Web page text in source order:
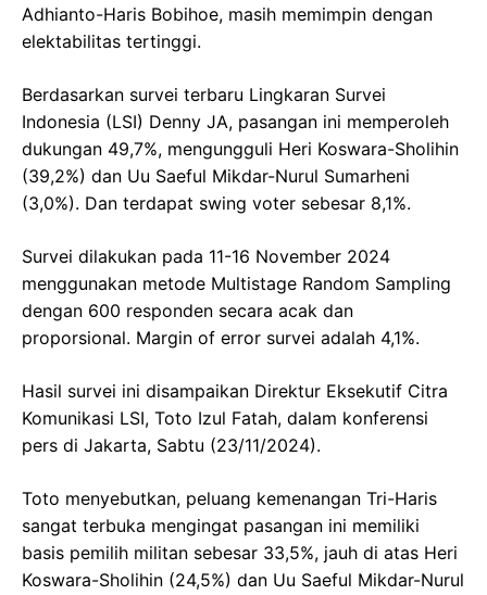
Adhianto-Haris Bobihoe, masih memimpin dengan
elektabilitas tertinggi.
Berdasarkan survei terbaru Lingkaran Survei
Indonesia (LSI) Denny JA, pasangan ini memperoleh
dukungan 49,7%, mengungguli Heri Koswara-Sholihin
(39,2%) dan Uu Saeful Mikdar-Nurul Sumarheni
(3,0%). Dan terdapat swing voter sebesar 8,1%.
Survei dilakukan pada 11-16 November 2024
menggunakan metode Multistage Random Sampling
dengan 600 responden secara acak dan
proporsional. Margin of error survei adalah 4,1%.
Hasil survei ini disampaikan Direktur Eksekutif Citra
Komunikasi LSI, Toto Izul Fatah, dalam konferensi
pers di Jakarta, Sabtu (23/11/2024).
Toto menyebutkan, peluang kemenangan Tri-Haris
sangat terbuka mengingat pasangan ini memiliki
basis pemilih militan sebesar 33,5%, jauh di atas Heri
Koswara-Sholihin (24,5%) dan Uu Saeful Mikdar-Nurul